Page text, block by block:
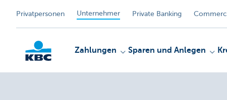
Privatpersonen Unternehmer Private Banking
Zahlungen Sparen und Anlegen